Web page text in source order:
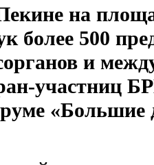
на
более 500
и
участниц
«Большие